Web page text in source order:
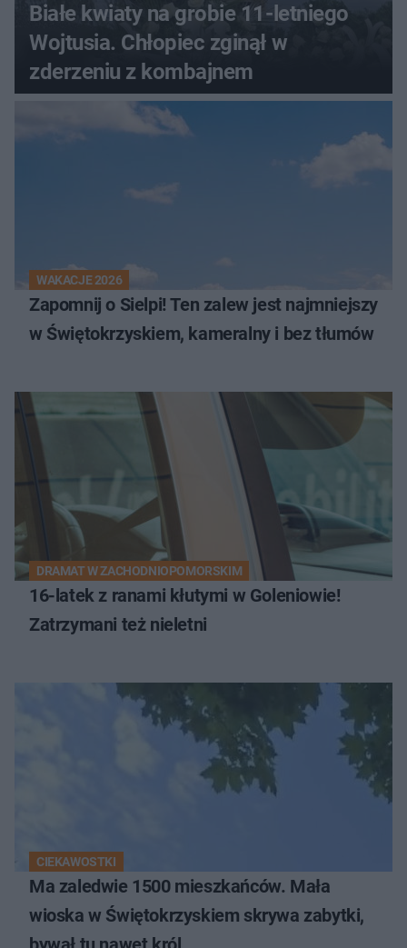
Białe kwiaty na grobie 11-letniego
Wojtusia. Chłopiec zginął w
zderzeniu z kombajnem
WAKACJE 2026
Zapomnij o Sielpi! Ten zalew jest najmniejszy
w Świętokrzyskiem, kameralny i bez tłumów
DRAMAT W ZACHODNIOPOMORSKIM
16-latek z ranami kłutymi w Goleniowie!
Zatrzymani też nieletni
CIEKAWOSTKI
Ma zaledwie 1500 mieszkańców. Mała
wioska w Świętokrzyskiem skrywa zabytki,